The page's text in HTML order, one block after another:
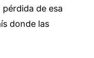
de esa
donde las